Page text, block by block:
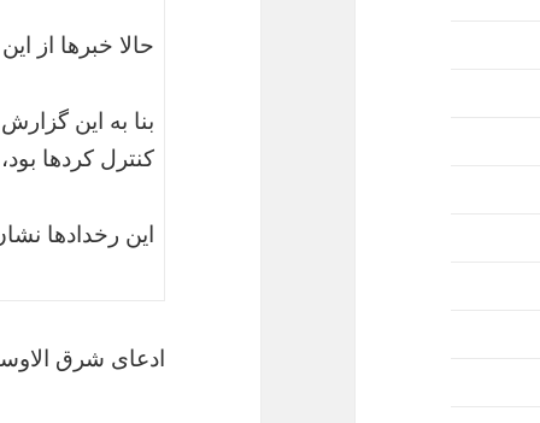
حالا خبرها از
کنترل کردها
این رخدادها
ادعای شرق